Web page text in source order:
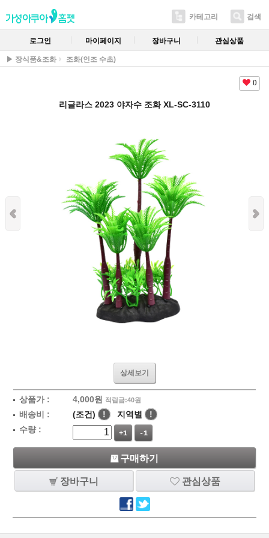
카테고리 검색
로그인 마이페이지 장바구니 관심상품
▶ 장식품&조화 조화(인조 수초)
0
리글라스 2023 야자수 조화 XL-SC-3110
상세보기
상품가 : 4,000원 적립금:40원
배송비 : (조건) ! 지역별
!
수량 :
+1 -1
구매하기
장바구니 관심상품